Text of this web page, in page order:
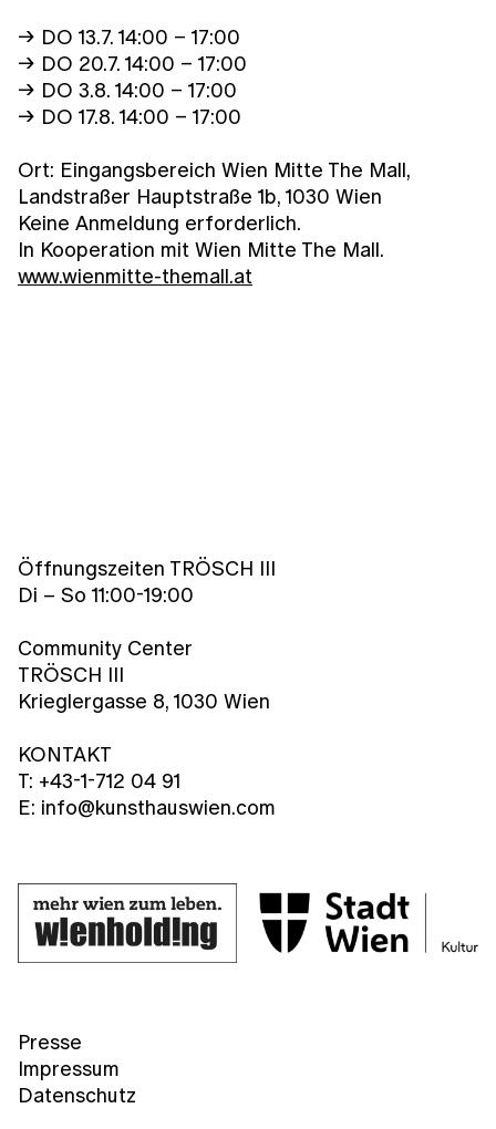
→ DO 13.7. 14:00 – 17:00
→ DO 20.7. 14:00 – 17:00
→ DO 3.8. 14:00 – 17:00
→ DO 17.8. 14:00 – 17:00
Ort: Eingangsbereich Wien Mitte The Mall,
Landstraßer Hauptstraße 1b, 1030 Wien
Keine Anmeldung erforderlich.
In Kooperation mit Wien Mitte The Mall.
www.wienmitte-themall.at
Öffnungszeiten TRÖSCH III
Di – So 11:00-19:00
Community Center
TRÖSCH III
Krieglergasse 8, 1030 Wien
KONTAKT
T: +43-1-712 04 91
E: info@kunsthauswien.com
Presse
Impressum
Datenschutz